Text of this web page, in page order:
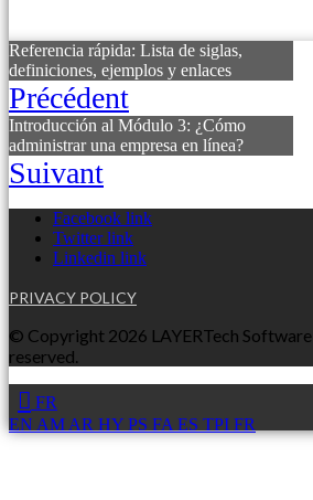
Referencia rápida: Lista de siglas,
definiciones, ejemplos y enlaces
Précédent
Introducción al Módulo 3: ¿Cómo
administrar una empresa en línea?
Suivant
Facebook link
Twitter link
Linkedin link
PRIVACY POLICY
© Copyright 2026 LAYERTech
reserved.
FR
EN AM AR HY PS FA ES TPI FR